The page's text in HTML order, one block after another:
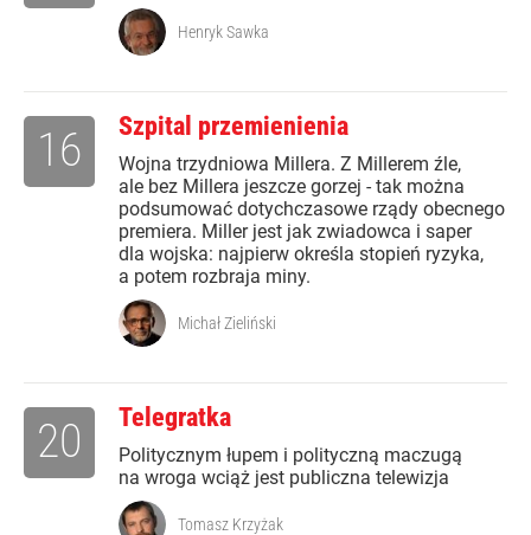
Henryk Sawka
Szpital przemienienia
Wojna trzydniowa Millera. Z Millerem źle,
ale bez Millera jeszcze gorzej - tak można
podsumować dotychczasowe rządy obecnego
premiera. Miller jest jak zwiadowca i saper
dla wojska: najpierw określa stopień ryzyka,
a potem rozbraja miny.
16
Michał Zieliński
Telegratka
Politycznym łupem i polityczną maczugą
na wroga wciąż jest publiczna telewizja
20
Tomasz Krzyżak